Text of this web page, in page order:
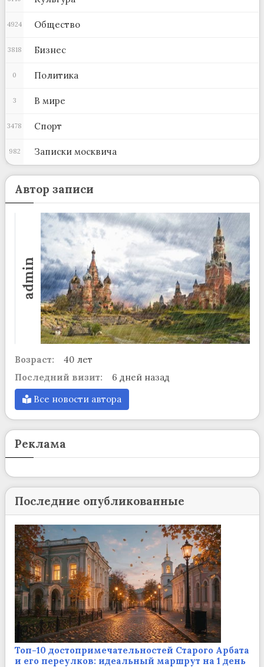
Общество
4924
Бизнес
3818
Политика
0
В мире
3
Спорт
3478
Записки москвича
982
Автор записи
admin
Возраст:
40 лет
Последний визит:
6 дней назад
Все новости автора
Реклама
Последние опубликованные
Топ-10 достопримечательностей Старого Арбата
и его переулков: идеальный маршрут на 1 день